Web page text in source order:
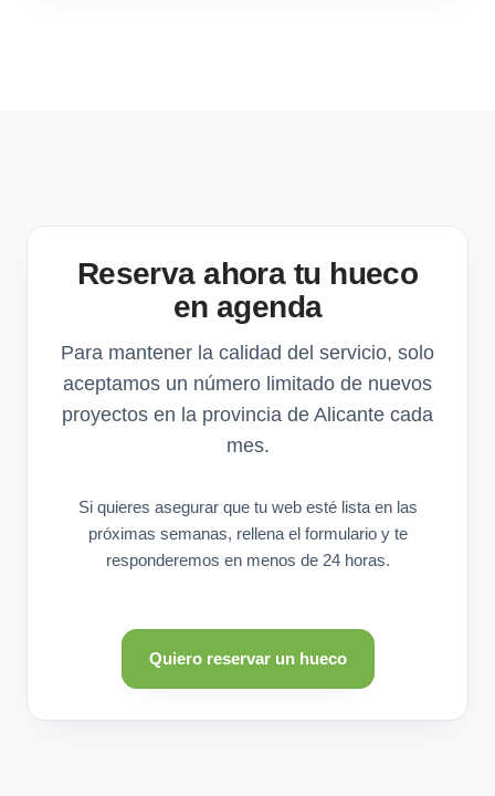
Reserva ahora tu hueco
en agenda
Para mantener la calidad del servicio, solo
aceptamos un número limitado de nuevos
proyectos en la provincia de Alicante cada
mes.
Si quieres asegurar que tu web esté lista en las
próximas semanas, rellena el formulario y te
responderemos en menos de 24 horas.
Quiero reservar un hueco